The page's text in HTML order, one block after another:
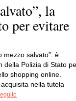
la
per evitare
mezzo salvato”: è
della Polizia di Stato
shopping online.
acquisita nella tutela